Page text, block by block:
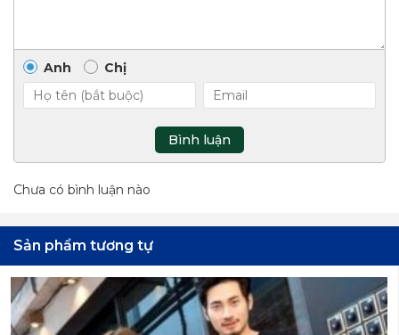
Anh Chị
Bình luận
Chưa có bình luận nào
Sản phẩm tương tự